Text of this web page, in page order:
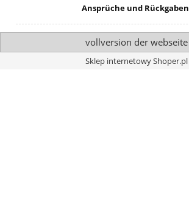
Ansprüche und Rückgaben
vollversion der webseite
Sklep internetowy Shoper.pl